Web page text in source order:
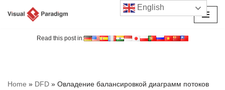
Read this post in:
Home » DFD » Овладение балансировкой диаграмм потоков
English